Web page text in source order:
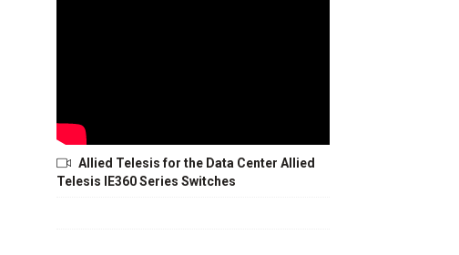
Allied Telesis for the Data Center Allied
Telesis IE360 Series Switches